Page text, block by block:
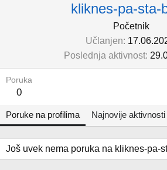
kliknes-pa-sta-
Početnik
Učlanjen
Poslednja aktivnost
Poruka
0
Poruke na profilima Najnovije aktivnosti
Još uvek nema poruka na kliknes-pa-